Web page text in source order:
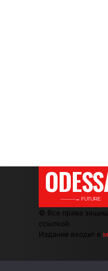
———→ FUTURE
© Все права
ссылкой.
Издание входит в